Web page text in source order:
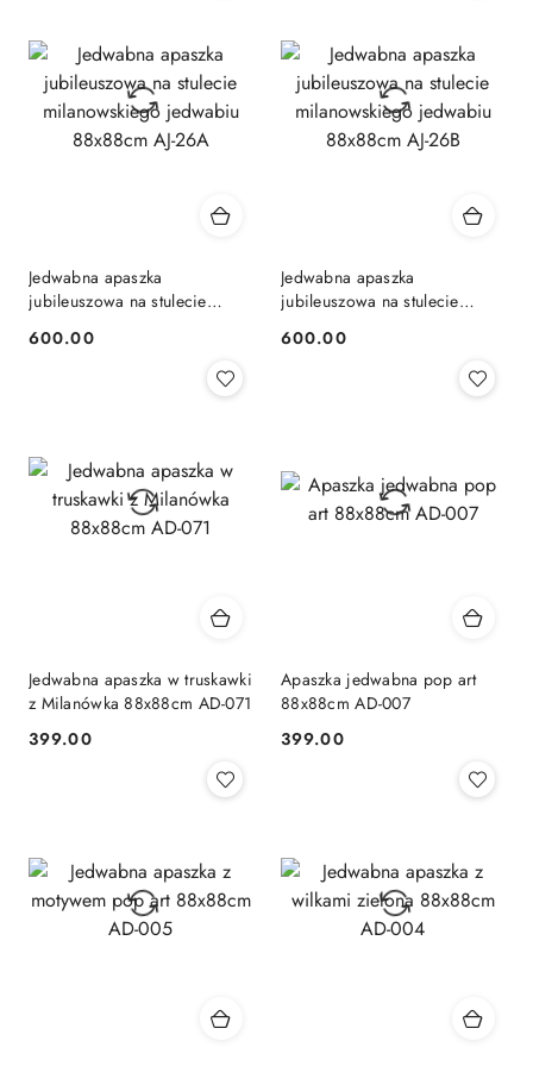
Jedwabna apaszka
jubileuszowa na stulecie
88x88cm AJ-26A
Cena:
600.00
Jedwabna apaszka
jubileuszowa na stulecie
88x88cm AJ-26B
Cena:
600.00
Jedwabna apaszka w truskawki
z Milanówka 88x88cm AD-071
Cena:
399.00
Apaszka jedwabna pop art
88x88cm AD-007
Cena:
399.00